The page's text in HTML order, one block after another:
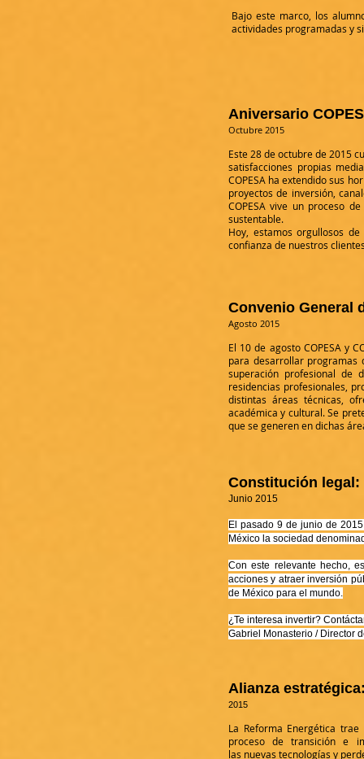
Bajo este marco, los
actividades programadas y
Aniversario
Octubre 2015
Este 28 de octubre de 2015
satisfacciones propias
COPESA ha extendido sus
proyectos de inversión,
COPESA vive un proceso
sustentable.
Hoy, estamos orgullosos
confianza de nuestros
Convenio General
Agosto 2015
El 10 de agosto COPESA y
para desarrollar programas
superación profesional de
residencias profesionales,
distintas áreas técnicas,
académica y cultural. Se
que se generen en dichas
Constitución legal:
Junio 2015
El pasado 9 de junio de
México la sociedad
Con este relevante hecho,
acciones y atraer inversión
de México para el mundo.
¿Te interesa invertir?
Gabriel Monasterio / Director
Alianza
2015
La Reforma Energética
proceso de transición e
las nuevas tecnologías y